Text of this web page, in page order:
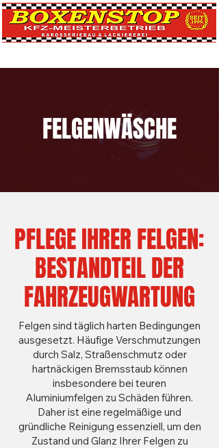
FELGENWÄSCHE
PFLEGE IHRER FELGEN:
BESTANDTEIL DER
FAHRZEUGWARTUNG
Felgen sind täglich harten Bedingungen
ausgesetzt. Häufige Verschmutzungen
durch Salz, Straßenschmutz oder
hartnäckigen Bremsstaub können
insbesondere bei teuren
Aluminiumfelgen zu Schäden führen.
Daher ist eine regelmäßige und
gründliche Reinigung essenziell, um den
Zustand und Glanz Ihrer Felgen zu